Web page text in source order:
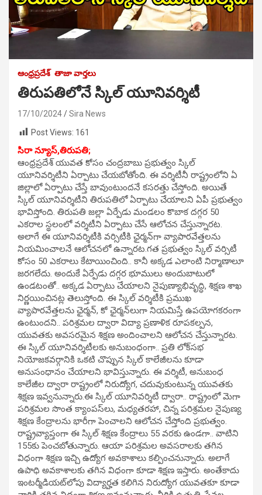
ఆంధ్రప్రదేశ్ తాజా వార్తలు
తిరుపతిలోనే స్కిల్ యూనివర్శిటీ
17/10/2024
Sira News
Post Views: 161
సిరా న్యూస్,తిరుపతి;
ఆంధ్రప్రదేశ్ యువత కోసం చంద్రబాబు ప్రభుత్వం స్కిల్
యూనివర్శిటీని ఏర్పాటు చేయబోతోంది. ఈ వర్శిటీనీ రాష్ట్రంలోని ఏ
జిల్లాలో ఏర్పాటు చేస్తే బావుంటుందనే కసరత్తు చేస్తోంది. అయితే
స్కిల్ యూనివర్శిటీని తిరుపతిలో ఏర్పాటు చేయాలని ఏపీ ప్రభుత్వం
భావిస్తోంది. తిరుపతి జల్లా ఏర్పేడు మండలం కొబాక దగ్గర 50
ఎకరాల స్థలంలో వర్శిటీని ఏర్పాటు చేసే ఆలోచన చేస్తున్నారట.
అలాగే ఈ యూనివర్శిటీకి వర్సిటీకి ఛైర్మన్‌గా వ్యాపారవేత్తలను
నియమించాలనే ఆలోచనలో ఉన్నారట.గత ప్రభుత్వం స్కిల్ వర్సిటీ
కోసం 50 ఎకరాలు కేటాయించింది.. కానీ అక్కడ ఎలాంటి నిర్మాణాలూ
జరగలేదు. అందుకే ఏర్పేడు దగ్గర భూములు అందుబాటులో
ఉండటంతో.. అక్కడ ఏర్పాటు చేయాలని నైపుణ్యాభివృద్ధి, శిక్షణ శాఖ
నిర్ణయించినట్ల తెలుస్తోంది. ఈ స్కిల్ వర్శిటీకి ప్రముఖ
వ్యాపారవేత్తలను ఛైర్మన్, కో ఛైర్మన్‌లుగా నియమిస్తే ఉపయోగకరంగా
ఉంటుందని.. పరిశ్రమల ద్వారా విద్యా ప్రణాళిక రూపకల్పన,
యువతకు అవసరమైన శిక్షణ అందించాలని ఆలోచన చేస్తున్నారట.
ఈ స్కిల్ యూనివర్శిటీలకు అనుబంధంగా.. ప్రతి లోక్‌సభ
నియోజకవర్గానికి ఒకటి చొప్పున స్కిల్ కాలేజీలను కూడా
అనుసంధానం చేయాలని భావిస్తున్నారు. ఈ వర్శిటీ, అనుబంధ
కాలేజీల ద్వారా రాష్ట్రంలో నిరుద్యోగ, చదువుకుంటున్న యువతకు
శిక్షణ ఇవ్వనున్నారు.ఈ స్కిల్ యూనివర్శిటీ ద్వారా.. రాష్ట్రంలో మెగా
పరిశ్రమల సొంత క్యాంపస్‌లు, మధ్యతరహా, చిన్న పరిశ్రమల నైపుణ్య
శిక్షణ కేంద్రాలను భారీగా పెంచాలని ఆలోచన చేస్తోంది ప్రభుత్వం.
రాష్ట్రవ్యాప్తంగా ఈ స్కిల్ శిక్షణ కేంద్రాలు 55 వరకు ఉండగా.. వాటిని
155కు పెంచబోతున్నారు. ఆయా పరిశ్రమల అవసరాలకు తగిన
విధంగా శిక్షణ ఇచ్చి ఉద్యోగ అవకాశాలు కల్పించనున్నారు. అలాగే
ఉపాధి అవకాశాలకు తగిన విధంగా కూడా శిక్షణ ఇస్తారు. అంతేకాదు
ఇంటర్మీడియట్‌లోపు విద్యార్హత కలిగిన నిరుద్యోగ యువతకూ కూడా